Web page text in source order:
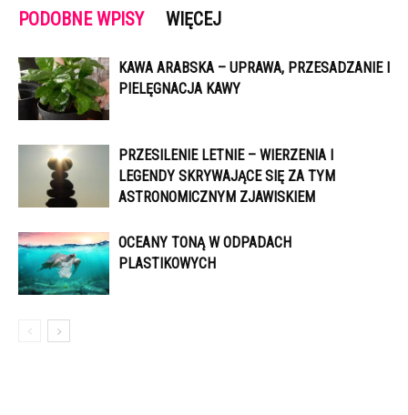
PODOBNE WPISY WIĘCEJ
KAWA ARABSKA – UPRAWA, PRZESADZANIE I
PIELĘGNACJA KAWY
PRZESILENIE LETNIE – WIERZENIA I
LEGENDY SKRYWAJĄCE SIĘ ZA TYM
ASTRONOMICZNYM ZJAWISKIEM
OCEANY TONĄ W ODPADACH
PLASTIKOWYCH